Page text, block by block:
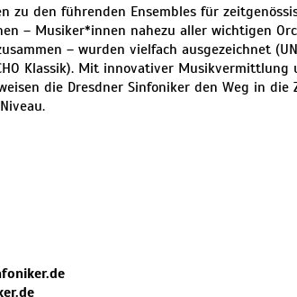
zu den führenden Ensembles für
– Musiker*innen nahezu aller wichtigen
– wurden vielfach ausgezeichnet
Klassik). Mit innovativer Musikvermittlung
die Dresdner Sinfoniker den Weg in die